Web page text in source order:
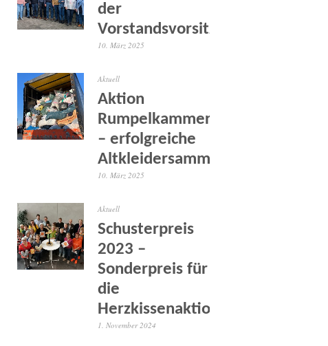
der
Vorstandsvorsitzenden
10. März 2025
Aktuell
Aktion
Rumpelkammer
– erfolgreiche
Altkleidersammlung
10. März 2025
Aktuell
Schusterpreis
2023 –
Sonderpreis für
die
Herzkissenaktion
1. November 2024